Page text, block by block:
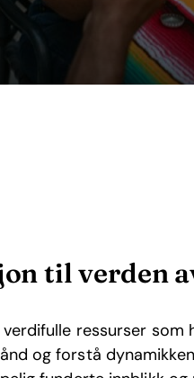
til verden
verdifulle ressurser
og forstå